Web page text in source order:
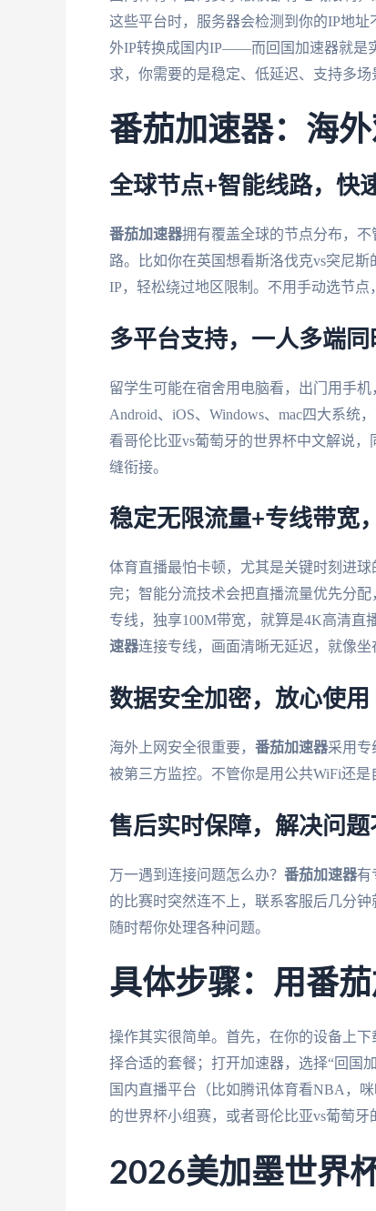
这些平台时，服务器会检测到你的IP地
外IP转换成国内IP——而回国加速器就是
求，你需要的是稳定、低延迟、支持多场
番茄加速器：海
全球节点+智能线路，快
番茄加速器拥有覆盖全球的节点分布，
路。比如你在英国想看斯洛伐克vs突尼
IP，轻松绕过地区限制。不用手动选节点
多平台支持，一人多端同
留学生可能在宿舍用电脑看，出门用手
Android、iOS、Windows、mac四大系
看哥伦比亚vs葡萄牙的世界杯中文解说
缝衔接。
稳定无限流量+专线带宽
体育直播最怕卡顿，尤其是关键时刻进球
完；智能分流技术会把直播流量优先分
专线，独享100M带宽，就算是4K高清直
速器连接专线，画面清晰无延迟，就像坐
数据安全加密，放心使用
海外上网安全很重要， 番茄加速器采用专
被第三方监控。不管你是用公共WiFi还
售后实时保障，解决问
万一遇到连接问题怎么办？ 番茄加速器有
的比赛时突然连不上，联系客服后几分
随时帮你处理各种问题。
具体步骤：用番
操作其实很简单。首先，在你的设备上下
择合适的套餐；打开加速器，选择“回国
国内直播平台（比如腾讯体育看NBA，
的世界杯小组赛，或者哥伦比亚vs葡萄
2026美加墨世界